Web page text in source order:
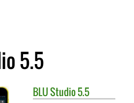
5.5
BLUStudio 5.5